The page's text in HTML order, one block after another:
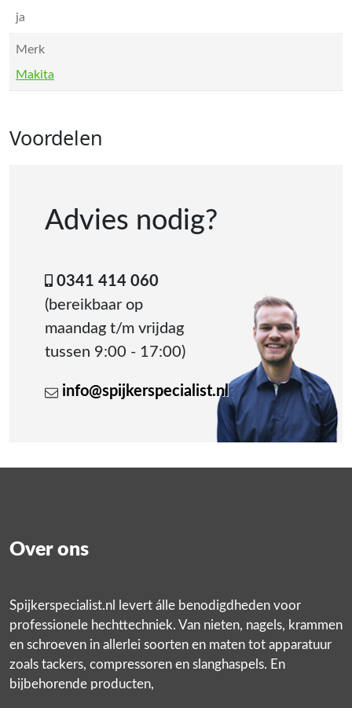
ja
Merk
Makita
Voordelen
Advies nodig?
0341 414 060
(bereikbaar op
maandag t/m vrijdag
tussen 9:00 - 17:00)
info@spijkerspecialist.nl
Over ons
Spijkerspecialist.nl levert álle benodigdheden voor
professionele hechttechniek. Van nieten, nagels, krammen
en schroeven in allerlei soorten en maten tot apparatuur
zoals tackers, compressoren en slanghaspels. En
bijbehorende producten,